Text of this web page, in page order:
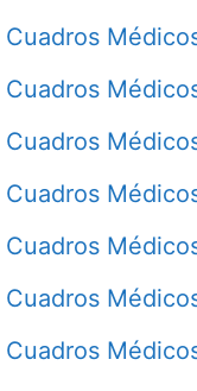
Cuadros
Cuadros
Cuadros
Cuadros
Cuadros
Cuadros
Cuadros